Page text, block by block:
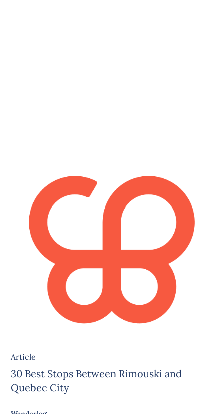
Article
30 Best Stops Between Rimouski and
Quebec City